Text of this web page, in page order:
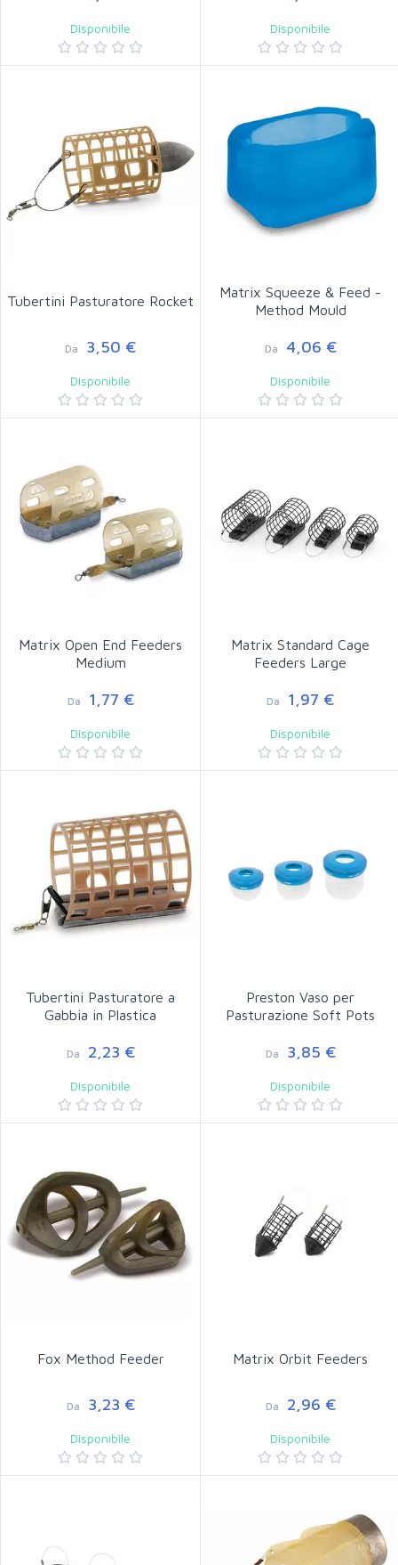
Disponibile Disponibile
Tubertini Pasturatore Rocket
Da 3,50 €
Disponibile
Matrix Squeeze & Feed -
Method Mould
Da 4,06 €
Disponibile
Matrix Open End Feeders
Medium
Da 1,77 €
Disponibile
Matrix Standard Cage
Feeders Large
Da 1,97 €
Disponibile
Tubertini Pasturatore a
Gabbia in Plastica
Da 2,23 €
Disponibile
Preston Vaso per
Pasturazione Soft Pots
Da 3,85 €
Disponibile
Fox Method Feeder
Da 3,23 €
Disponibile
Matrix Orbit Feeders
Da 2,96 €
Disponibile